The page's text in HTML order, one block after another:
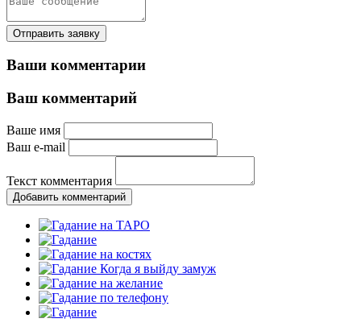
Отправить заявку
Ваши комментарии
Ваш комментарий
Ваше имя
Ваш e-mail
Текст комментария
Добавить комментарий